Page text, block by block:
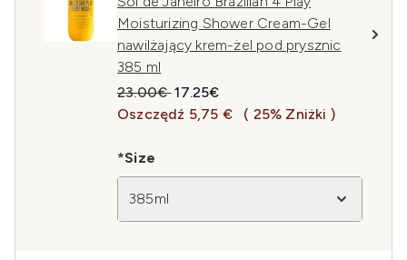
Moisturizing Shower Cream-Gel
nawilżający krem-żel pod prysznic
385 ml
Sugerowana cena detaliczna:
23.00€Aktualna cena:
17.25€
Oszczędź 5,75 €
( 25% Zniżki )
*Size
385ml